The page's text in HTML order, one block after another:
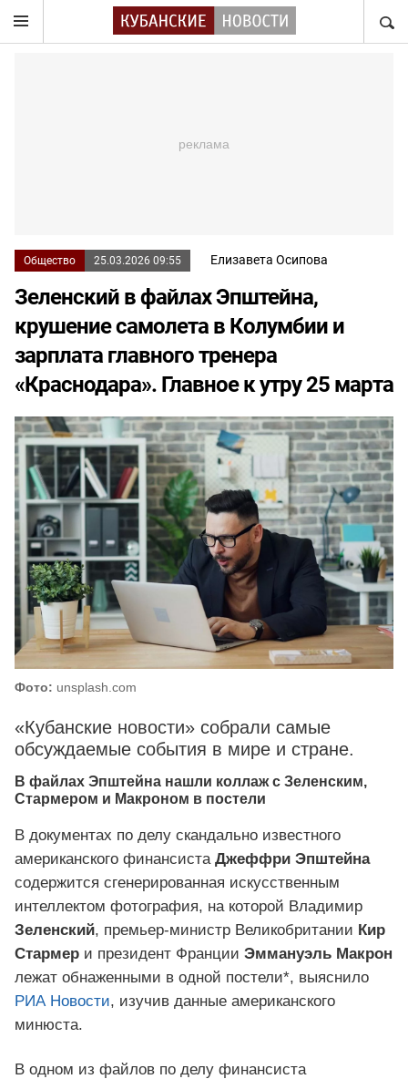
Общество 25.03.2026 09:55 Елизавета Осипова
Зеленский в файлах Эпштейна,
крушение самолета в Колумбии и
зарплата главного тренера
«Краснодара». Главное к утру 25 марта
Фото: unsplash.com
«Кубанские новости» собрали самые
обсуждаемые события в мире и стране.
В файлах Эпштейна нашли коллаж с Зеленским,
Стармером и Макроном в постели
В документах по делу скандально известного
американского финансиста Джеффри Эпштейна
содержится сгенерированная искусственным
интеллектом фотография, на которой Владимир
Зеленский, премьер-министр Великобритании Кир
Стармер и президент Франции Эммануэль Макрон
лежат обнаженными в одной постели*, выяснило
РИА Новости, изучив данные американского
минюста.
В одном из файлов по делу финансиста